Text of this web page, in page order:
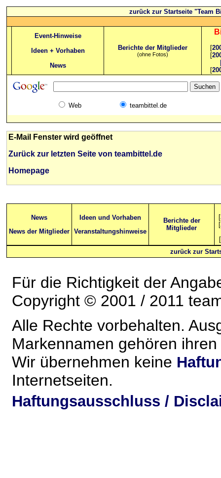
zurück zur Startseite "Team
Event-Hinweise
Ideen + Vorhaben
News
Berichte der Mitglieder
(ohne Fotos)
[
[
[
Web teambittel.de
E-Mail Fenster wird geöffnet
Zurück zur letzten Seite von teambittel.de
Homepage
News
News der Mitglieder
Ideen und Vorhaben
Veranstaltungshinweise
Berichte der
Mitglieder
[
[
[
zurück zur
Für die Richtigkeit der
Copyright © 2001 / 2011
Alle Rechte vorbehalten.
Markennamen gehören
Wir übernehmen keine
Internetseiten.
Haftungsausschluss /